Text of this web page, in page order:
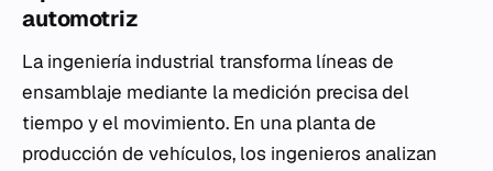
automotriz
La ingeniería industrial transforma líneas de
ensamblaje mediante la medición precisa del
tiempo y el movimiento. En una planta de
producción de vehículos, los ingenieros analizan